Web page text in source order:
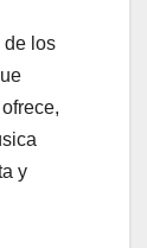
de los
y